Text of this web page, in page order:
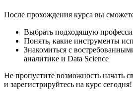
После прохождения курса вы
Выбрать подходящую
Понять, какие инструменты
Знакомиться с
аналитике и Data Science
Не пропустите возможность начать
и зарегистрируйтесь на курс сегодня!